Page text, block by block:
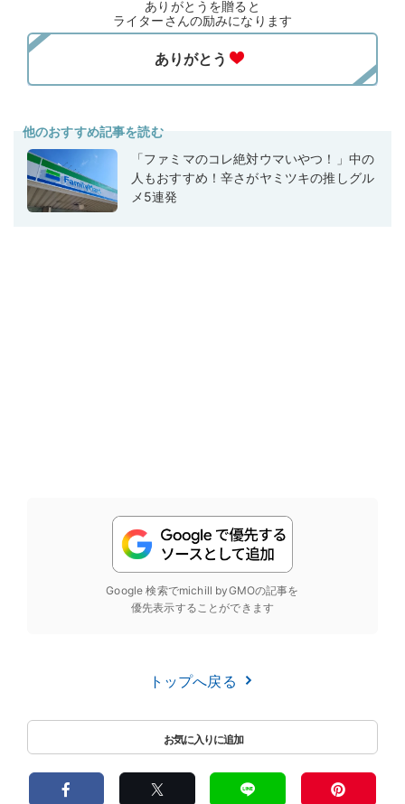
ありがとうを贈ると
ライターさんの励みになります
他のおすすめ記事を読む
「ファミマのコレ絶対ウマいやつ！」中の
人もおすすめ！辛さがヤミツキの推しグル
メ5連発
Google 検索でmichill byGMOの記事を
優先表示することができます
トップへ戻る